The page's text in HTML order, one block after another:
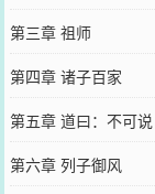
第三章 祖师
第四章 诸子百家
第五章 道曰：不可说
第六章 列子御风